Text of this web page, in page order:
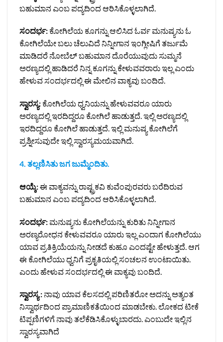
ಬಹುಮಾನ ಎಂಬ ಪದ್ಯದಿಂದ ಆರಿಸಿಕೊಳ್ಳಲಾಗಿದೆ.
ಸಂದರ್ಭ: ಕೋಗಿಲೆಯ ಕೂಗನ್ನು ಆಲಿಸಿದ ಓರ್ವ ಮನುಷ್ಯನು ಓ
ಕೋಗಿಲೆಯೇ ಬಲು ಚೆಲುವಿದೆ ನಿನ್ನೀಗಾನ ಇಂಗ್ಲೀಷಿಗೆ ತರ್ಜುಮೆ
ಮಾಡಿದರೆ ನೋಬೆಲ್‌ ಬಹುಮಾನ ದೊರೆಯುವುದು ಸುಮ್ಮನೆ
ಅರಣ್ಯದಲ್ಲಿ ಹಾಡಿದರೆ ನಿನ್ನ ಕೂಗನ್ನು ಕೇಳುವವರಾರು ಇಲ್ಲ ಎಂದು
ಹೇಳುವ ಸಂದರ್ಭದಲ್ಲಿ ಈ ಮೇಲಿನ ವಾಕ್ಯವು ಬಂದಿದೆ.
ಸ್ವಾರಸ್ಯ: ಕೋಗಿಲೆಯ ಧ್ವನಿಯನ್ನು ಹೇಳುವವರೂ ಯಾರು
ಅರಣ್ಯದಲ್ಲಿ ಇರದಿದ್ದರೂ ಕೋಗಿಲೆ ಹಾಡುತ್ತದೆ. ಇಲ್ಲಿ ಅರಣ್ಯದಲ್ಲಿ
ಇರದಿದ್ದರೂ ಕೋಗಿಲೆ ಹಾಡುತ್ತದೆ. ಇಲ್ಲಿ ಮನುಷ್ಯ ಕೋಗಿಲೆಗೆ
ಪ್ರಶ್ನೀಸುವುದೇ ಇಲ್ಲಿ ಸ್ವಾರಸ್ಯಮಯವಾಗಿದೆ.
4. ತಲ್ಲಣಿಸಿತು ಜಗ ಜುಮ್ಮೆಂದಿತು.
ಆಯ್ಕೆ:ಈ ವಾಕ್ಯವನ್ನು ರಾಷ್ಟ್ರಕವಿ ಕುವೆಂಪುರವರು ಬರೆದಿರುವ
ಬಹುಮಾನ ಎಂಬ ಪದ್ಯದಿಂದ ಆರಿಸಿಕೊಳ್ಳಲಾಗಿದೆ.
ಸಂದರ್ಭ:ಮನುಷ್ಯನು ಕೋಗಿಲೆಯನ್ನು ಕುರಿತು ನಿನ್ನೀಗಾನ
ಅರಣ್ಯರೋಧನ ಕೇಳುವವರೂ ಯಾರು ಇಲ್ಲ ಎಂದಾಗ ಕೋಗಿಲೆಯು
ಯಾವ ಪ್ರತಿಕ್ರಿಯೆಯನ್ನು ನೀಡದೆ ಕುಹೂ ಎಂದಷ್ಟೇ ಹೇಳುತ್ತದೆ. ಆಗ
ಈ ಕೋಗಿಲೆಯು ಧ್ವನಿಗೆ ಪ್ರಕೃತಿಯಲ್ಲಿ ಸಂಚಲನ ಉಂಟಾಯಿತು.
ಎಂದು ಹೇಳುವ ಸಂದರ್ಭದಲ್ಲಿ ಈ ವಾಕ್ಯವು ಬಂದಿದೆ.
ಸ್ವಾರಸ್ಯ :ನಾವು ಯಾವ ಕೆಲಸದಲ್ಲಿ ಪರಿಣಿತರೋ ಅದನ್ನು ಅತ್ಯಂತ
ನಿಸ್ವಾರ್ಥದಿಂದ ಪ್ರಾಮಾಣಿಕತೆಯಿಂದ ಮಾಡಬೇಕು. ಲೋಕದ ಟೀಕೆ
ಟಿಪ್ಪಣಿಗಳಿಗೆ ನಾವು ತಲೆಕೆಡಿಸಿಕೊಳ್ಳುಬಾರದು. ಎಂಬುದೇ ಇಲ್ಲಿನ
ಸ್ವಾರಸ್ಯವಾಗಿದೆ